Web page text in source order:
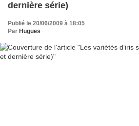
dernière série)
Publié le 20/06/2009 à 18:05
Par Hugues